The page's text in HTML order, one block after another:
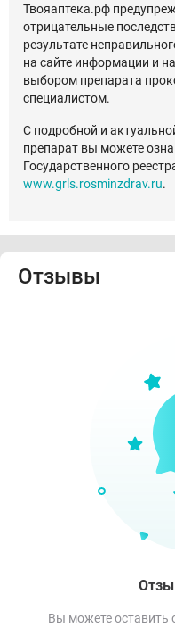
Твояаптека.рф
отрицательные
результате
на сайте информации и
выбором препарата
специалистом.
С подробной и
препарат вы можете
Государственного
www.grls.rosminzdrav.ru.
Отзывы
Вы можете оставить